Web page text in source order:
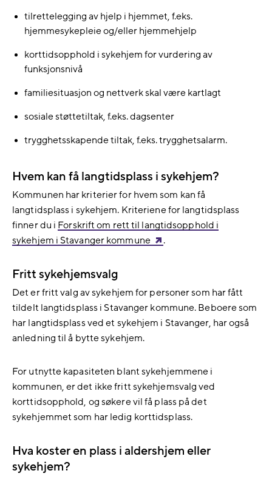
tilrettelegging av hjelp i hjemmet, f.eks.
hjemmesykepleie og/eller hjemmehjelp
korttidsopphold i sykehjem for vurdering av
funksjonsnivå
familiesituasjon og nettverk skal være kartlagt
sosiale støttetiltak, f.eks. dagsenter
trygghetsskapende tiltak, f.eks. trygghetsalarm.
Hvem kan få langtidsplass i sykehjem?
Kommunen har kriterier for hvem som kan få
langtidsplass i sykehjem. Kriteriene for langtidsplass
finner du i Forskrift om rett til langtidsopphold i
sykehjem i Stavanger kommune
.
Fritt sykehjemsvalg
Det er fritt valg av sykehjem for personer som har fått
tildelt langtidsplass i Stavanger kommune. Beboere som
har langtidsplass ved et sykehjem i Stavanger, har også
anledning til å bytte sykehjem.
For utnytte kapasiteten blant sykehjemmene i
kommunen, er det ikke fritt sykehjemsvalg ved
korttidsopphold, og søkere vil få plass på det
sykehjemmet som har ledig korttidsplass.
Hva koster en plass i aldershjem eller
sykehjem?